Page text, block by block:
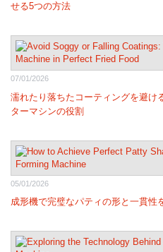
せる5つの方法
07/01/2026
濡れたり落ちたコーティングを避け
ターマシンの役割
05/01/2026
成形機で完璧なパティの形と一貫性